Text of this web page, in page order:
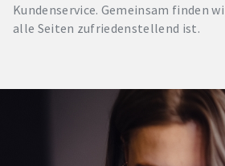
Kundenservice. Gemeinsam finden
alle Seiten zufriedenstellend ist.